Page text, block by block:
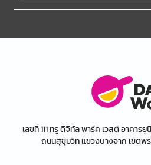
เลขที่ 111 ทรู ดิจิทัล พาร์ค เวสต์ อาคาร
ถนนสุขุมวิท แขวงบางจาก เขตพ